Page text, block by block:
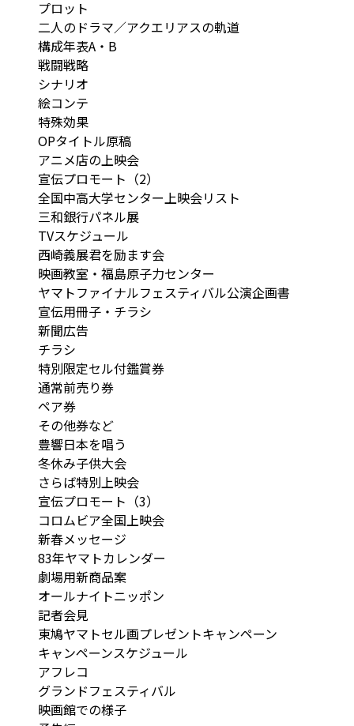
プロット
二人のドラマ／アクエリアスの軌道
構成年表A・B
戦闘戦略
シナリオ
絵コンテ
特殊効果
OPタイトル原稿
アニメ店の上映会
宣伝プロモート（2）
全国中高大学センター上映会リスト
三和銀行パネル展
TVスケジュール
西崎義展君を励ます会
映画教室・福島原子力センター
ヤマトファイナルフェスティバル公演企画書
宣伝用冊子・チラシ
新聞広告
チラシ
特別限定セル付鑑賞券
通常前売り券
ペア券
その他券など
豊響日本を唱う
冬休み子供大会
さらば特別上映会
宣伝プロモート（3）
コロムビア全国上映会
新春メッセージ
83年ヤマトカレンダー
劇場用新商品案
オールナイトニッポン
記者会見
東鳩ヤマトセル画プレゼントキャンペーン
キャンペーンスケジュール
アフレコ
グランドフェスティバル
映画館での様子